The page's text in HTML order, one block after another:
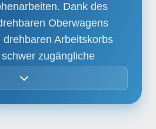
für sicheres Arbeiten
Arbeitskorb
System
Dank des
Oberwagens
drehbaren Arbeitskorbs
zugängliche
und effizient
sowie
zu drei Bewegungen